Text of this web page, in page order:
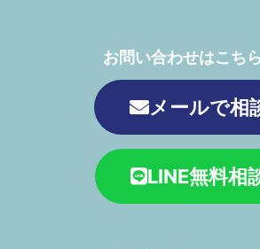
お問い合わせはこち
メールで相
LINE無料相